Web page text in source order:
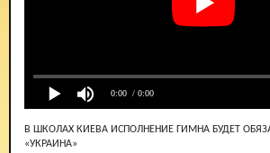
0:00 / 0:00
В ШКОЛАХ КИЕВА ИСПОЛНЕНИЕ ГИМНА БУДЕТ
«УКРАИНА»